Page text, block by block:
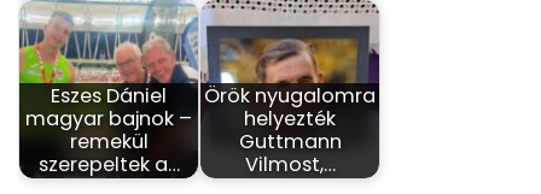
Eszes Dániel
magyar bajnok –
remekül
szerepeltek a…
Örök nyugalomra
helyezték
Guttmann
Vilmost,…